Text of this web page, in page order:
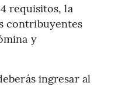
requisitos, la
contribuyentes
y
ingresar al